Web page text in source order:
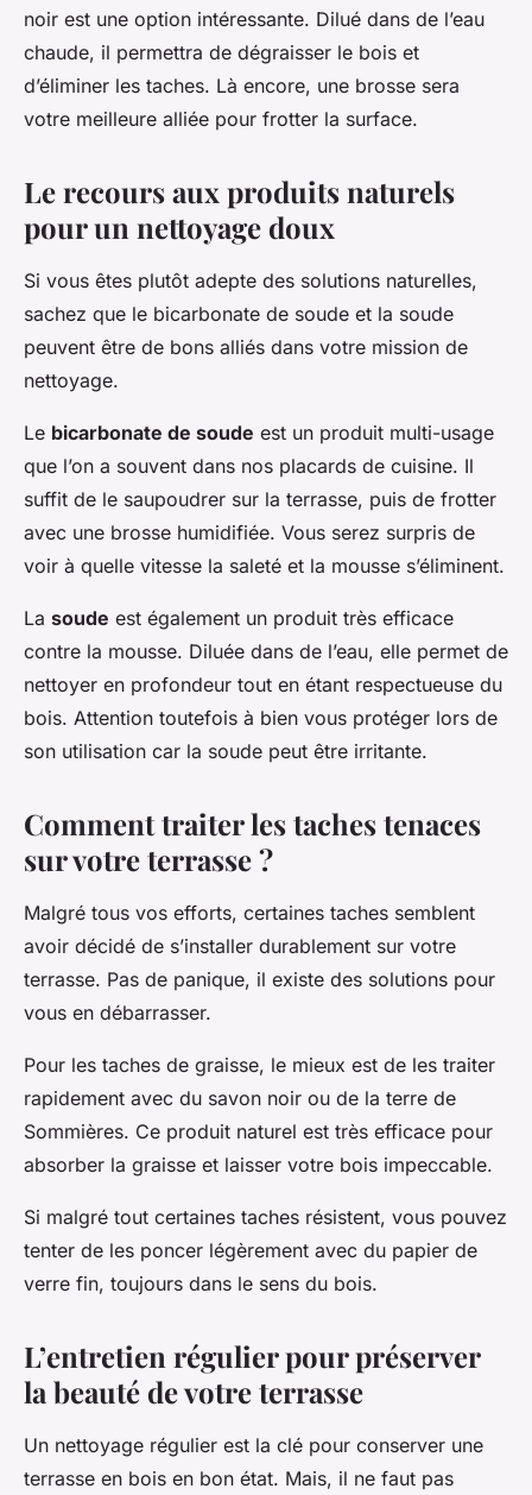
noir est une option intéressante. Dilué dans de l’eau
chaude, il permettra de dégraisser le bois et
d’éliminer les taches. Là encore, une brosse sera
votre meilleure alliée pour frotter la surface.
Le recours aux produits naturels
pour un nettoyage doux
Si vous êtes plutôt adepte des solutions naturelles,
sachez que le bicarbonate de soude et la soude
peuvent être de bons alliés dans votre mission de
nettoyage.
Le bicarbonate de soude est un produit multi-usage
que l’on a souvent dans nos placards de cuisine. Il
suffit de le saupoudrer sur la terrasse, puis de frotter
avec une brosse humidifiée. Vous serez surpris de
voir à quelle vitesse la saleté et la mousse s’éliminent.
La soude est également un produit très efficace
contre la mousse. Diluée dans de l’eau, elle permet de
nettoyer en profondeur tout en étant respectueuse du
bois. Attention toutefois à bien vous protéger lors de
son utilisation car la soude peut être irritante.
Comment traiter les taches tenaces
sur votre terrasse ?
Malgré tous vos efforts, certaines taches semblent
avoir décidé de s’installer durablement sur votre
terrasse. Pas de panique, il existe des solutions pour
vous en débarrasser.
Pour les taches de graisse, le mieux est de les traiter
rapidement avec du savon noir ou de la terre de
Sommières. Ce produit naturel est très efficace pour
absorber la graisse et laisser votre bois impeccable.
Si malgré tout certaines taches résistent, vous pouvez
tenter de les poncer légèrement avec du papier de
verre fin, toujours dans le sens du bois.
L’entretien régulier pour préserver
la beauté de votre terrasse
Un nettoyage régulier est la clé pour conserver une
terrasse en bois en bon état. Mais, il ne faut pas